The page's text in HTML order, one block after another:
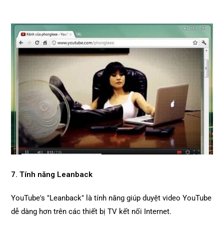
7. Tính năng Leanback
YouTube's "Leanback" là tính năng giúp duyệt video YouTube
dễ dàng hơn trên các thiết bị TV kết nối Internet.